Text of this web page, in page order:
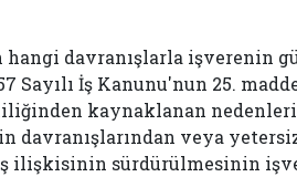
hangi davranışlarla işverenin
Sayılı İş Kanunu'nun 25.
kaynaklanan
davranışlarından veya
ilişkisinin sürdürülmesinin